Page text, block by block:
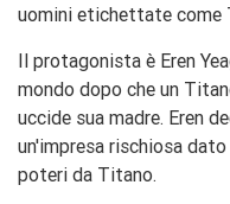
uomini etichettate come
Il protagonista è Eren
mondo dopo che un
uccide sua madre. Eren
un'impresa rischiosa
poteri da Titano.